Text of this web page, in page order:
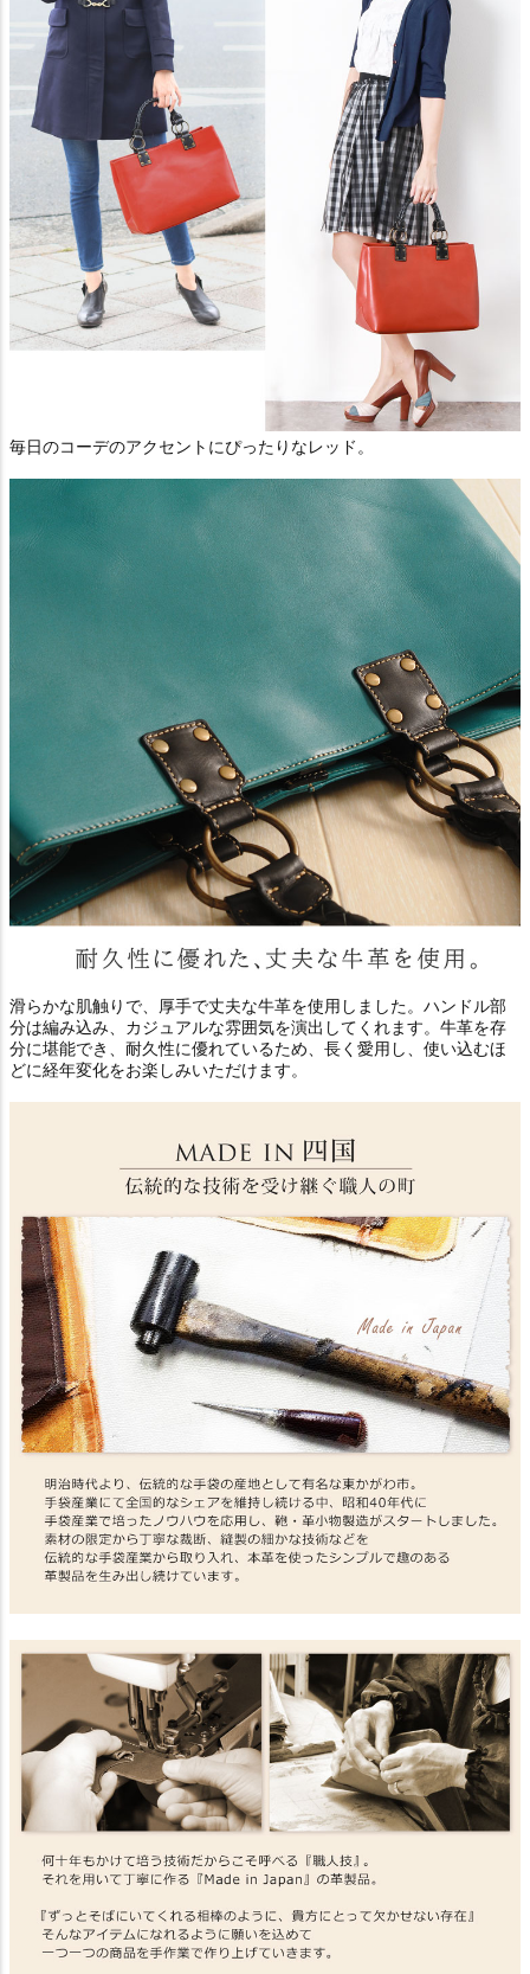
毎日のコーデのアクセントにぴったりなレッド。
滑らかな肌触りで、厚手で丈夫な牛革を使用しました。ハンドル部
分は編み込み、カジュアルな雰囲気を演出してくれます。牛革を存
分に堪能でき、耐久性に優れているため、長く愛用し、使い込むほ
どに経年変化をお楽しみいただけます。